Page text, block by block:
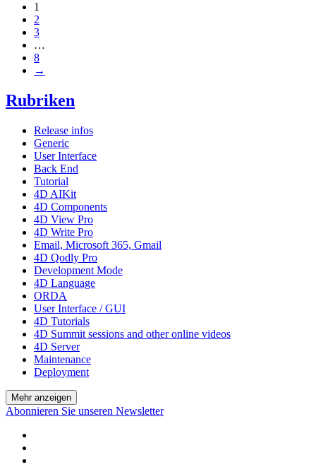
1
2
3
…
8
→
Rubriken
Release infos
Generic
User Interface
Back End
Tutorial
4D AIKit
4D Components
4D View Pro
4D Write Pro
Email, Microsoft 365, Gmail
4D Qodly Pro
Development Mode
4D Language
ORDA
User Interface / GUI
4D Tutorials
4D Summit sessions and other online videos
4D Server
Maintenance
Deployment
Mehr anzeigen
Abonnieren Sie unseren Newsletter